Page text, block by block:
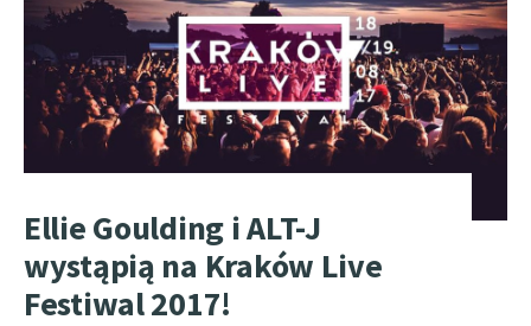
Ellie Goulding i ALT-J
wystąpią na Kraków Live
Festiwal 2017!